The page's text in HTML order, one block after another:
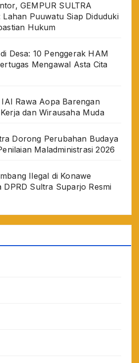
GEMPUR SULTRA
Lahan Puuwatu Siap Diduduki
Hukum
Desa: 10 Penggerak HAM
Mengawal Asta Cita
Rawa Aopa Barengan
dan Wirausaha Muda
Dorong Perubahan Budaya
Maladministrasi 2026
Ilegal di Konawe
DPRD Sultra Suparjo Resmi